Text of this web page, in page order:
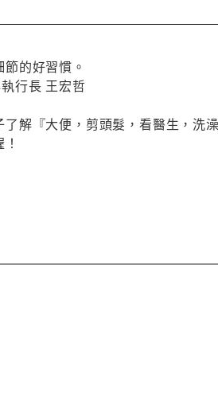
的好習慣。
行長 王宏哲
解『大便，剪頭髮，看醫生，